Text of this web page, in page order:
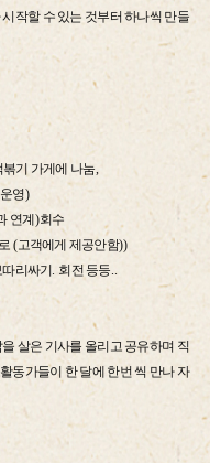
작할 수 있는 것부터 하나씩 만들
볶기 가게에 나눔,
영)
연계)회수
(고객에게 제공안함))
따리싸기. 회전 등등..
살은 기사를 올리고 공유하며 직
동가들이 한 달에 한번 씩 만나 자